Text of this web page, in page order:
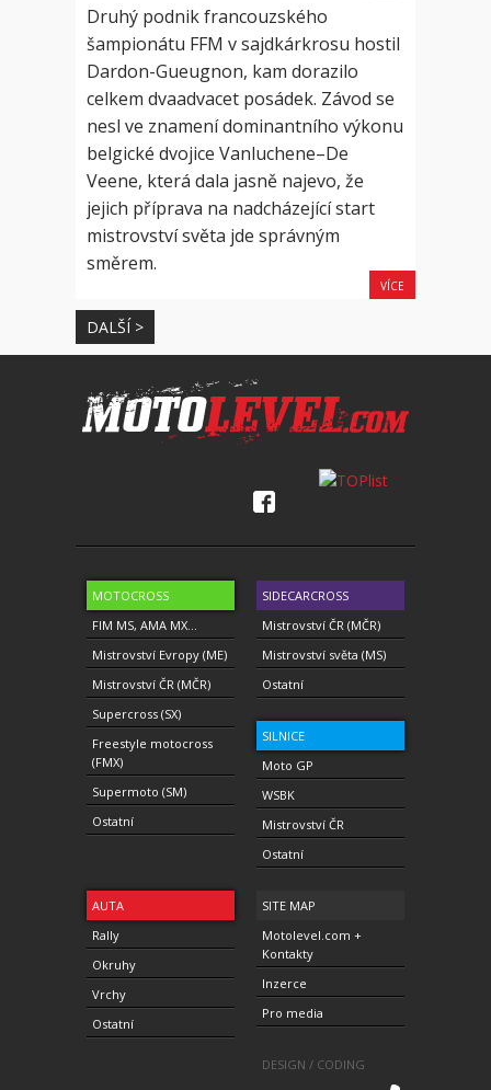
Druhý podnik francouzského
šampionátu FFM v sajdkárkrosu hostil
Dardon-Gueugnon, kam dorazilo
celkem dvaadvacet posádek. Závod se
nesl ve znamení dominantního výkonu
belgické dvojice Vanluchene–De
Veene, která dala jasně najevo, že
jejich příprava na nadcházející start
mistrovství světa jde správným
směrem.
VÍCE
DALŠÍ >
MOTOCROSS
FIM MS, AMA MX...
Mistrovství Evropy (ME)
Mistrovství ČR (MČR)
Supercross (SX)
Freestyle motocross
(FMX)
Supermoto (SM)
Ostatní
SIDECARCROSS
Mistrovství ČR (MČR)
Mistrovství světa (MS)
Ostatní
SILNICE
Moto GP
WSBK
Mistrovství ČR
Ostatní
AUTA
Rally
Okruhy
Vrchy
Ostatní
SITE MAP
Motolevel.com +
Kontakty
Inzerce
Pro media
DESIGN / CODING